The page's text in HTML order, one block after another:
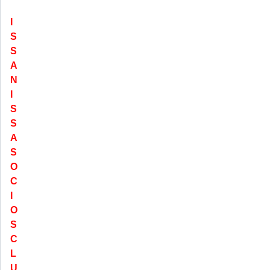
S
S
A
N
S
S
A
S
O
C
O
S
C
L